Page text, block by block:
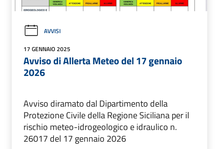
AVVISI
17 GENNAIO 2025
Avviso di Allerta Meteo del 17 gennaio
2026
Avviso diramato dal Dipartimento della
Protezione Civile della Regione Siciliana per il
rischio meteo-idrogeologico e idraulico n.
26017 del 17 gennaio 2026